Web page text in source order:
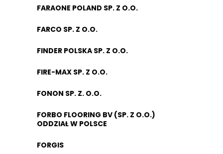
FARAONE POLAND SP. Z O.O.
FARCO SP. Z O.O.
FINDER POLSKA SP. Z O.O.
FIRE-MAX SP. Z O.O.
FONON SP. Z. O.O.
FORBO FLOORING BV (SP. Z O.O.)
ODDZIAŁ W POLSCE
FORGIS